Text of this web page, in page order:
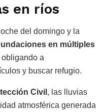
en ríos
del domingo y la
en múltiples
obligando a
y buscar refugio.
Civil , las lluvias
atmosférica generada